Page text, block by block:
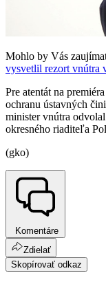
Mohlo by Vás
vysvetlil rezort vnútra
Pre atentát na
ochranu ústavných
minister vnútra
okresného riaditeľa
(gko)
Komentáre
Zdielať
Skopírovať odkaz